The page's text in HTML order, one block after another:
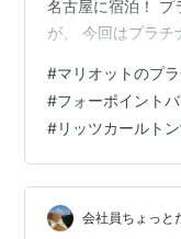
名古屋に宿泊！ プ
が、 今回はプラチ
ームで広めです、
ブル！ プラチナ特
ランで夕食をいた
おつまみは、ボリ
と、 フィッシュ&
腹いっぱい！ と
#マリオットのプ
#フォーポイント
#リッツカールト
会社員ちょっと